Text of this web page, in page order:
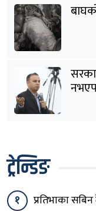
ट्रेन्डिङ
१ प्रतिभाका